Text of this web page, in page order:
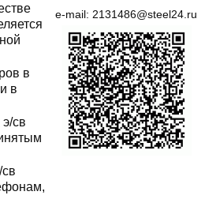
в
в
св
e-mail: 2131486@steel24.ru